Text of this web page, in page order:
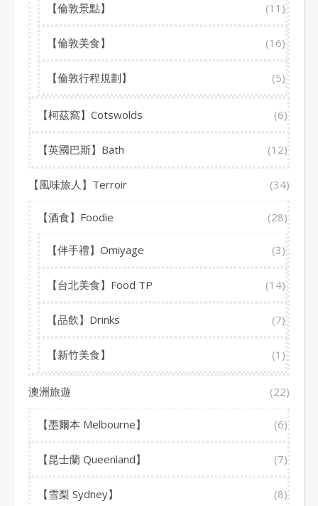
【倫敦景點】 (11)
【倫敦美食】 (16)
【倫敦行程規劃】 (5)
【柯茲窩】Cotswolds (6)
【英國巴斯】Bath (12)
【風味旅人】Terroir (34)
【酒食】Foodie (28)
【伴手禮】Omiyage (3)
【台北美食】Food TP (14)
【品飲】Drinks (7)
【新竹美食】 (1)
澳洲旅遊 (22)
【墨爾本 Melbourne】 (6)
【昆士蘭 Queenland】 (7)
【雪梨 Sydney】 (8)